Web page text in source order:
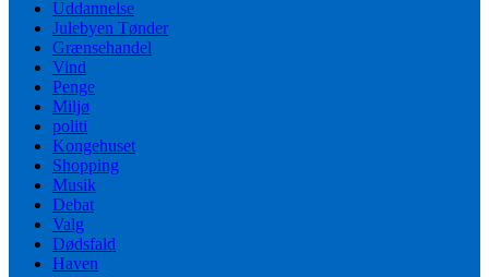
Uddannelse
Julebyen Tønder
Grænsehandel
Vind
Penge
Miljø
politi
Kongehuset
Shopping
Musik
Debat
Valg
Dødsfald
Haven